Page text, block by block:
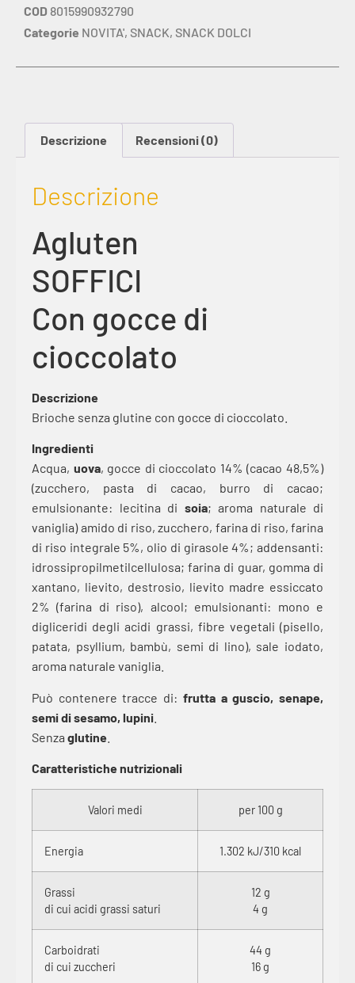
COD 8015990932790
Categorie NOVITA', SNACK, SNACK DOLCI
Descrizione Recensioni (0)
Descrizione
Agluten
SOFFICI
Con gocce di
cioccolato
Descrizione
Brioche senza glutine con gocce di cioccolato.
Ingredienti
Acqua, uova, gocce di cioccolato 14% (cacao 48,5%)
(zucchero, pasta di cacao, burro di cacao;
emulsionante: lecitina di soia; aroma naturale di
vaniglia) amido di riso, zucchero, farina di riso, farina
di riso integrale 5%, olio di girasole 4%; addensanti:
idrossipropilmetilcellulosa; farina di guar, gomma di
xantano, lievito, destrosio, lievito madre essiccato
2% (farina di riso), alcool; emulsionanti: mono e
digliceridi degli acidi grassi, fibre vegetali (pisello,
patata, psyllium, bambù, semi di lino), sale iodato,
aroma naturale vaniglia.
Può contenere tracce di: frutta a guscio, senape,
semi di sesamo, lupini
Senza glutine
Caratteristiche nutrizionali
Valori medi per 100 g
Energia 1.302 kJ/310 kcal
Grassi
di cui acidi grassi saturi
12 g
4 g
Carboidrati
di cui zuccheri
44 g
16 g